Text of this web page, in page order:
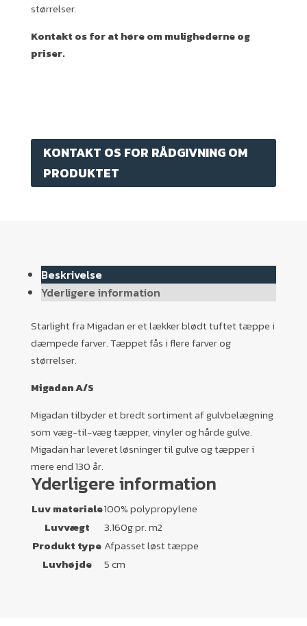
størrelser.
Kontakt os for at høre om mulighederne og
priser.
KONTAKT OS FOR RÅDGIVNING OM
PRODUKTET
Beskrivelse
Yderligere information
Starlight fra Migadan er et lækker blødt tuftet tæppe i
dæmpede farver. Tæppet fås i flere farver og
størrelser.
Migadan A/S
Migadan tilbyder et bredt sortiment af gulvbelægning
som væg-til-væg tæpper, vinyler og hårde gulve.
Migadan har leveret løsninger til gulve og tæpper i
mere end 130 år.
Yderligere information
Luv materiale100% polypropylene
Luvvægt
3.160g pr. m2
Produkt type Afpasset løst tæppe
Luvhøjde
5 cm